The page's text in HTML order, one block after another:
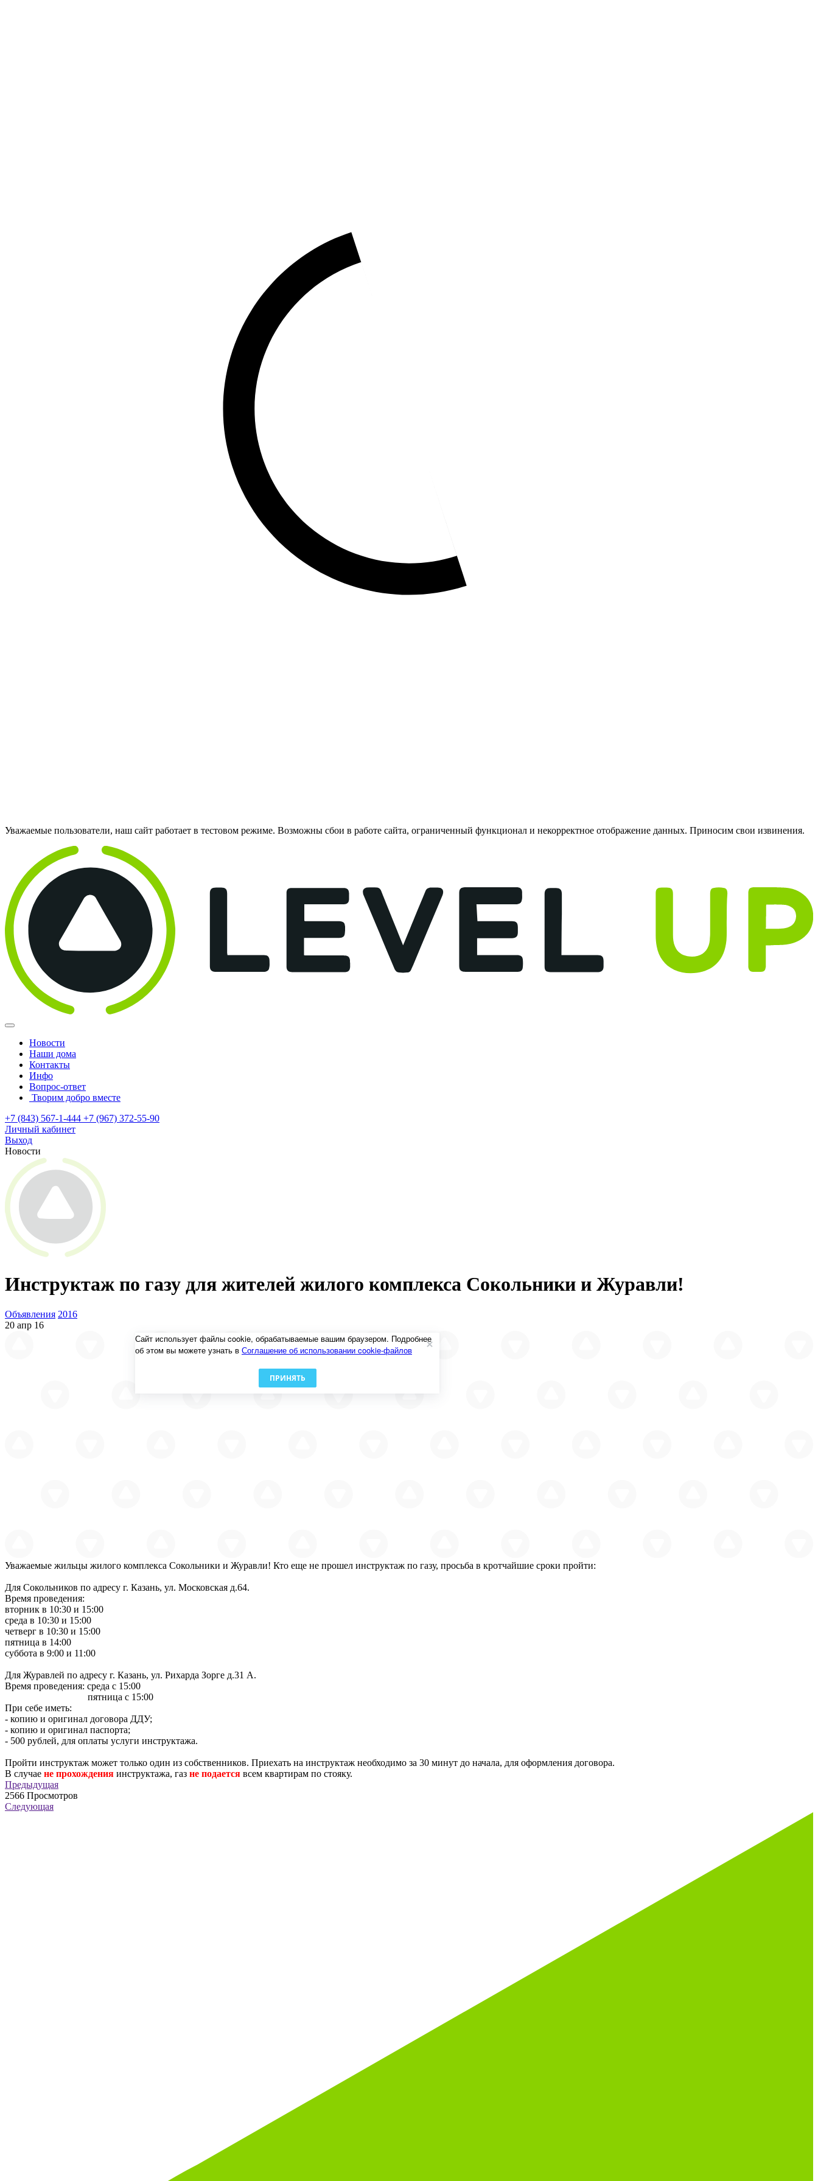
Уважаемые пользователи, наш сайт работает в тестовом режиме. Возможны сбои в работе сайта, ограниченный функционал и некорректное отображение данных. Приносим свои извинения.
Новости
Наши дома
Контакты
Инфо
Вопрос-ответ
Творим добро вместе
+7 (843) 567-1-444 +7 (967) 372-55-90
Личный кабинет
Выход
Новости
Инструктаж по газу для жителей жилого комплекса Сокольники и Журавли!
Объявления 2016
20 апр 16
Уважаемые жильцы жилого комплекса Сокольники и Журавли! Кто еще не прошел инструктаж по газу, просьба в кротчайшие сроки пройти:
Для Сокольников по адресу г. Казань, ул. Московская д.64.
Время проведения:
вторник в 10:30 и 15:00
среда в 10:30 и 15:00
четверг в 10:30 и 15:00
пятница в 14:00
суббота в 9:00 и 11:00
Для Журавлей по адресу г. Казань, ул. Рихарда Зорге д.31 А.
Время проведения: среда с 15:00
пятница с 15:00
При себе иметь:
- копию и оригинал договора ДДУ;
- копию и оригинал паспорта;
- 500 рублей, для оплаты услуги инструктажа.
Пройти инструктаж может только один из собственников. Приехать на инструктаж необходимо за 30 минут до начала, для оформления договора.
В случае не прохождения инструктажа, газ не подается всем квартирам по стояку.
Предыдущая
2566 Просмотров
Следующая
Сайт использует файлы cookie, обрабатываемые вашим браузером. Подробнее
об этом вы можете узнать в Соглашение об использовании cookie-файлов
ПРИНЯТЬ